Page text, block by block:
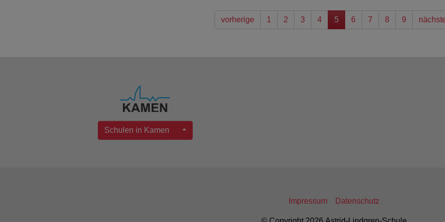
vorherige 1 2 3 4 5 6 7 8 9
Schulen in Kamen
Impressum Datenschutz